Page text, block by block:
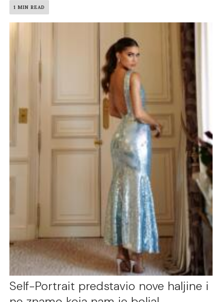
1 MIN READ
Self-Portrait predstavio nove haljine i